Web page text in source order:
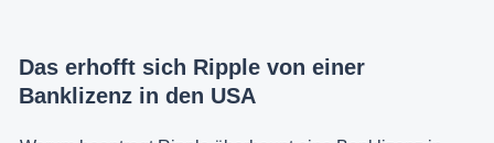
Das erhofft sich Ripple von einer
Banklizenz in den USA